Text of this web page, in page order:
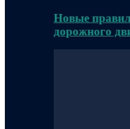
Новые
дорожного